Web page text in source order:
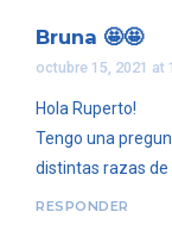
Bruna 🤩🤩
octubre 15, 2021 at
Hola Ruperto!
Tengo una
distintas razas de
RESPONDER